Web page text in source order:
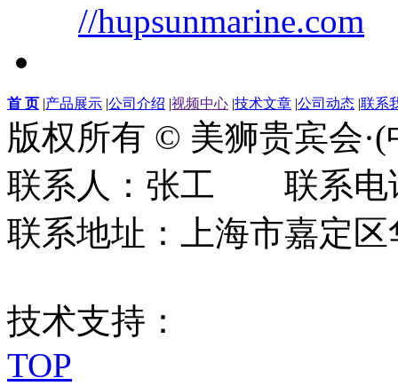
//hupsunmarine.com
首 页 |产品展示 |公司介绍 |视频中心 |技术文章 |公司动态 |联系
版权所有 © 美狮贵宾会
联系人：张工 联系电
联系地址：上海市嘉定
技术支持：
TOP